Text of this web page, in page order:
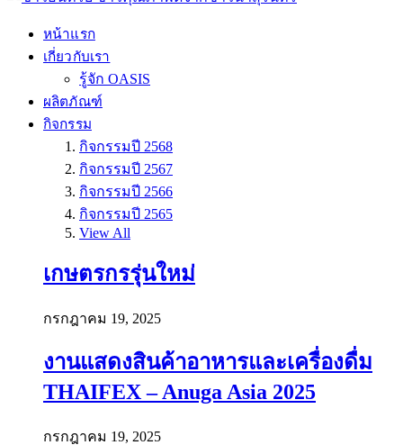
หน้าแรก
เกี่ยวกับเรา
รู้จัก OASIS
ผลิตภัณฑ์
กิจกรรม
กิจกรรมปี 2568
กิจกรรมปี 2567
กิจกรรมปี 2566
กิจกรรมปี 2565
View All
เกษตรกรรุ่นใหม่
กรกฎาคม 19, 2025
งานแสดงสินค้าอาหารและเครื่องดื่ม
THAIFEX – Anuga Asia 2025
กรกฎาคม 19, 2025